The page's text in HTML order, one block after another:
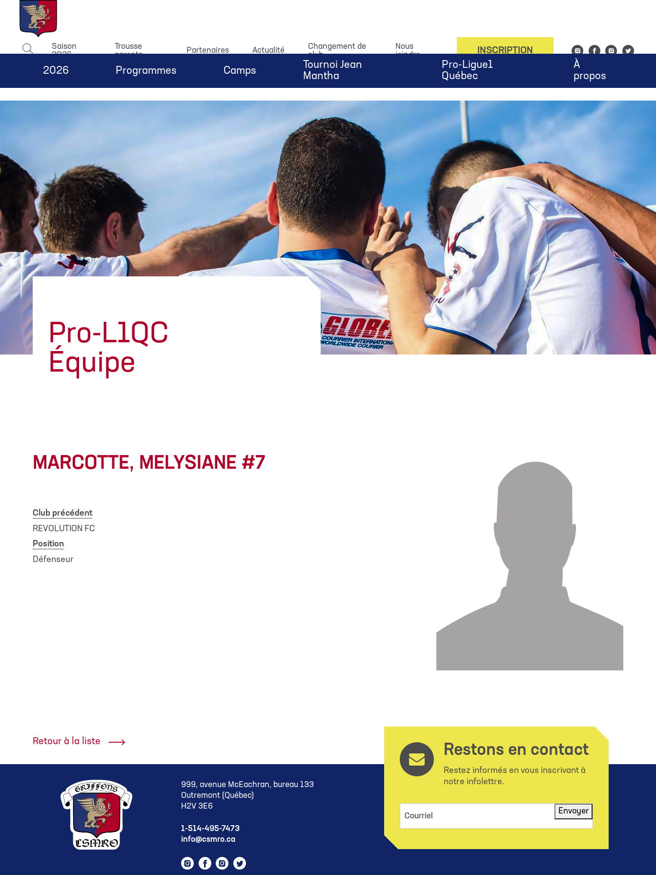
window.dataLayer = window.dataLayer || []; function gtag(){dataLayer.push(arguments);} gtag('js', new Date()); gtag('config', 'UA-143753676-1');
Rechercher
Saison
2026
Trousse
parents
Partenaires Actualité
Changement de
club
Nous
joindre
INSCRIPTION
Instagram
FacebookInstagram
Twitter
2026 Programmes Camps
Tournoi Jean
Mantha
Pro-Ligue1
Québec
À
propos
Pro-L1QC
Équipe
MARCOTTE, MELYSIANE #7
Club précédent
REVOLUTION FC
Position
Défenseur
Retour à la liste
Restons en contact
Restez informés en vous inscrivant à
notre infolettre.
Courriel
Envoyer
999, avenue McEachran, bureau 133
Outremont (Québec)
H2V 3E6
1-514-495-7473
info@csmro.ca
Instagram
Facebook
Instagram
Twitter